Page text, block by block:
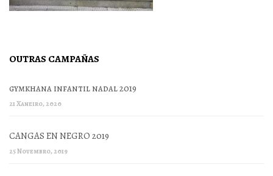
OUTRAS CAMPAÑAS
gymkhana infantil nadal 2019
21 Xaneiro, 2020
CANGAS EN NEGRO 2019
25 Novembro, 2019